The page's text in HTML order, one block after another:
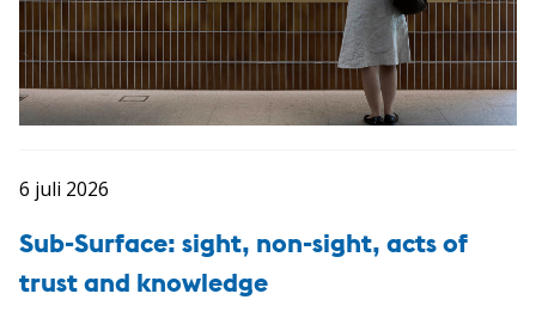
6 juli 2026
Sub-Surface: sight, non-sight, acts of
trust and knowledge